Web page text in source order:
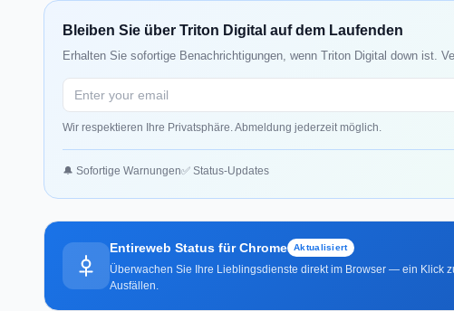
Bleiben Sie über Triton Digital auf dem Laufenden
Erhalten Sie sofortige Benachrichtigungen, wenn Triton Digital down ist.
Wir respektieren Ihre Privatsphäre. Abmeldung jederzeit möglich.
🔔 Sofortige Warnungen✅ Status-Updates
Entireweb Status für Chrome Aktualisiert
Überwachen Sie Ihre Lieblingsdienste direkt im Browser — ein Klick
Ausfällen.